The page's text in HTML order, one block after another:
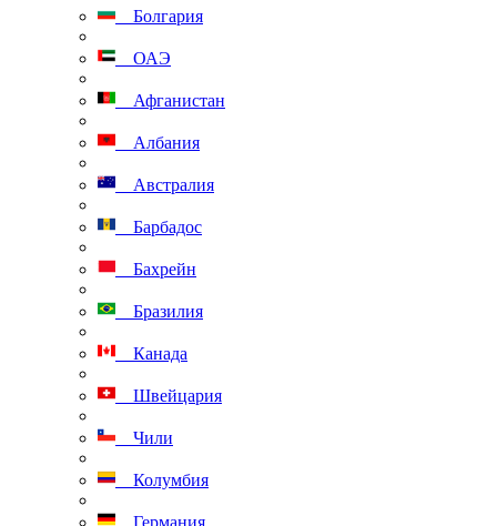
Болгария
ОАЭ
Афганистан
Албания
Австралия
Барбадос
Бахрейн
Бразилия
Канада
Швейцария
Чили
Колумбия
Германия